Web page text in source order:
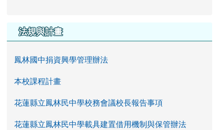
法規與計畫
鳳林國中捐資興學管理辦法
本校課程計畫
花蓮縣立鳳林民中學校務會議校長報告事項
花蓮縣立鳳林民中學載具建置借用機制與保管辦法